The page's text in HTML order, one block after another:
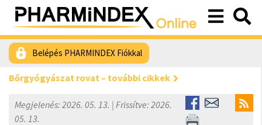
Belépés PHARMINDEX Fiókkal
Bőrgyógyászat rovat – további cikkek
Megjelenés: 2026. 05. 13. | Frissítve: 2026.
05. 13.